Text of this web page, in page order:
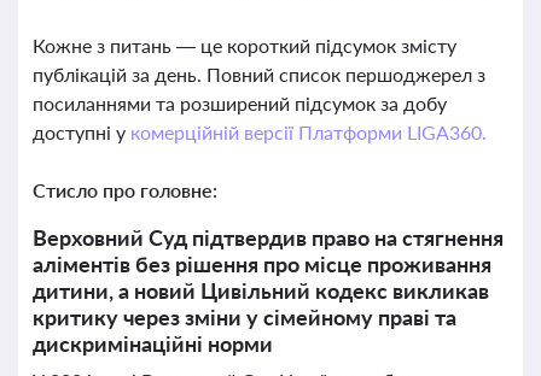
Кожне з питань — це короткий підсумок змісту
публікацій за день. Повний список першоджерел з
посиланнями та розширений підсумок за добу
доступні у комерційній версії Платформи LIGA360.
Стисло про головне:
Верховний Суд підтвердив право на стягнення
аліментів без рішення про місце проживання
дитини, а новий Цивільний кодекс викликав
критику через зміни у сімейному праві та
дискримінаційні норми